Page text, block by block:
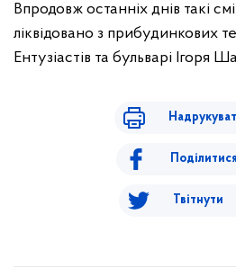
Впродовж останніх днів такі
ліквідовано з прибудинкових
Ентузіастів та бульварі Ігоря
Поділитися
Твітнути